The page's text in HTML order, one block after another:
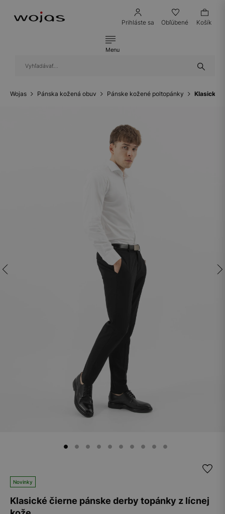
Prihláste sa Obľúbené Košík
Menu
Wojas Pánska kožená obuv Pánske kožené poltopánky Klasické
Novinky
Klasické čierne pánske derby topánky z lícnej